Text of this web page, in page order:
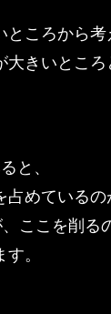
ころから考
きいところ
と、
占めているの
ここを削る
。